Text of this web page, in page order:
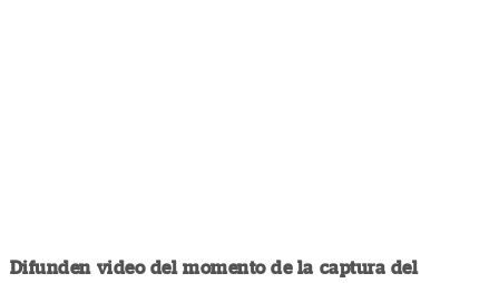
Difunden video del momento de la captura del